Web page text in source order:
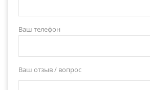
Ваш телефон
Ваш отзыв / вопрос